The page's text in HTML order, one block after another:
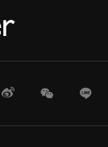
WeiboWeChat